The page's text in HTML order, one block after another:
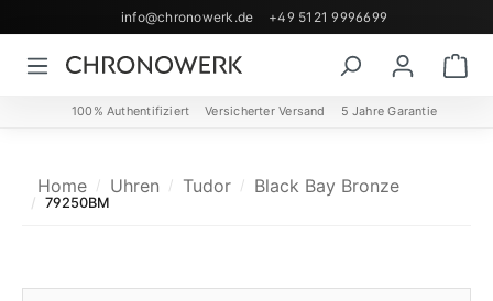
Zum Hauptinhalt springen
info@chronowerk.de +49 5121 9996699
100% Authentifiziert Versicherter Versand 5 Jahre Garantie
Home Uhren Tudor Black Bay Bronze
79250BM